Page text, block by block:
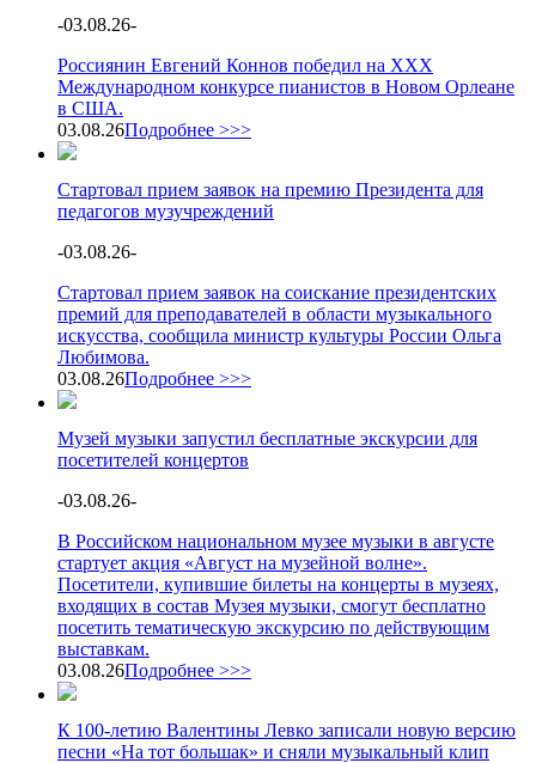
-03.08.26-
Россиянин Евгений Коннов победил на XXX
Международном конкурсе пианистов в Новом Орлеане
в США.
03.08.26Подробнее >>>
Стартовал прием заявок на премию Президента для
педагогов музучреждений
-03.08.26-
Стартовал прием заявок на соискание президентских
премий для преподавателей в области музыкального
искусства, сообщила министр культуры России Ольга
Любимова.
03.08.26Подробнее >>>
Музей музыки запустил бесплатные экскурсии для
посетителей концертов
-03.08.26-
В Российском национальном музее музыки в августе
стартует акция «Август на музейной волне».
Посетители, купившие билеты на концерты в музеях,
входящих в состав Музея музыки, смогут бесплатно
посетить тематическую экскурсию по действующим
выставкам.
03.08.26Подробнее >>>
К 100-летию Валентины Левко записали новую версию
песни «На тот большак» и сняли музыкальный клип